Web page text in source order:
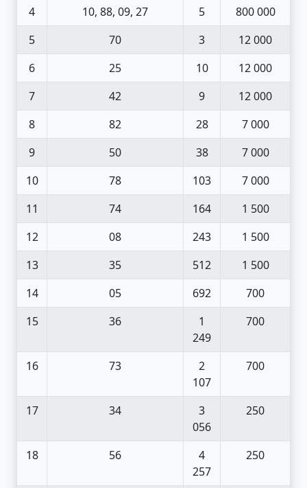
4 10, 88, 09, 27 5
800 000
5
70 3
12 000
6
25 10
12 000
7
42 9
12 000
8
82 28
7 000
9
50 38
7 000
10
78 103
7 000
11
74 164
1 500
12
08 243
1 500
13
35 512
1 500
14
05 692
700
15
36
1
249
700
16 73
2
107
700
17 34
3
056
250
18 56
4
257
250